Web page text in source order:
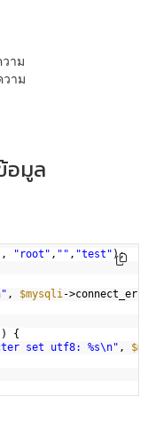
าม
าม
อมูล
, "root" , "" , "test" );
, $mysqli -
{
set utf8: %s\n" ,